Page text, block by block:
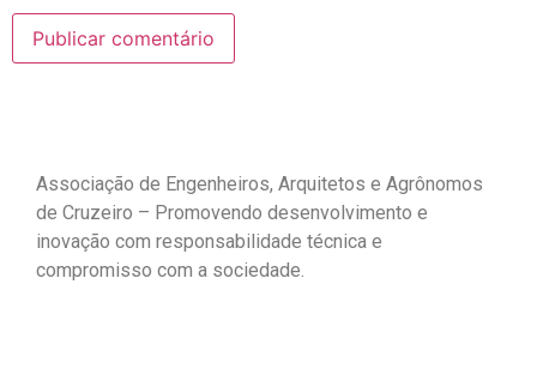
Associação de Engenheiros, Arquitetos e Agrônomos
de Cruzeiro – Promovendo desenvolvimento e
inovação com responsabilidade técnica e
compromisso com a sociedade.